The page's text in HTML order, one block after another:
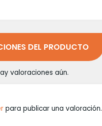
DEL PRODUCTO
valoraciones aún.
para publicar una valoración.